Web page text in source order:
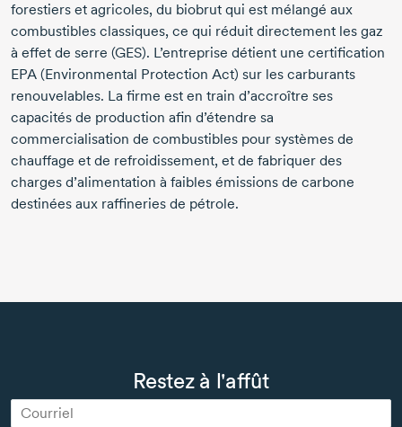
forestiers et agricoles, du biobrut qui est mélangé aux
combustibles classiques, ce qui réduit directement les gaz
à effet de serre (GES). L’entreprise détient une certification
EPA (Environmental Protection Act) sur les carburants
renouvelables. La firme est en train d’accroître ses
capacités de production afin d’étendre sa
commercialisation de combustibles pour systèmes de
chauffage et de refroidissement, et de fabriquer des
charges d’alimentation à faibles émissions de carbone
destinées aux raffineries de pétrole.
Restez à l'affût